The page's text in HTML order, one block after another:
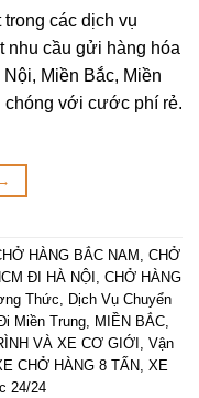
các dịch vụ
nhu cầu gửi hàng hóa
Miền Bắc, Miền
chóng với cước phí rẻ.
→
HÀNG BẮC NAM, CHỞ
ĐI HÀ NỘI , CHỞ HÀNG
Thức, Dịch Vụ Chuyển
Miền Trung, MIỀN BẮC,
VÀ XE CƠ GIỚI , Vận
CHỞ HÀNG 8 TẤN, XE
24/24